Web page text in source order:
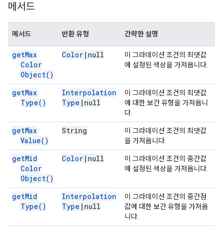
메서드
메서드 반환 유형 간략한 설명
getMax
Color
Object( )
Color | null
이 그라데이션 조건의 최댓값
에 설정된 색상을 가져옵니다.
getMax
Type( )
Interpolation
Type | null
이 그라데이션 조건의 최댓값
에 대한 보간 유형을 가져옵니
다.
getMax
Value( )
String
이 그라데이션 조건의 최댓값
을 가져옵니다.
getMid
Color
Object( )
Color | null
이 그라데이션 조건의 중간값
에 설정된 색상을 가져옵니다.
getMid
Type( )
Interpolation
Type | null
이 그라데이션 조건의 중간점
값에 대한 보간 유형을 가져옵
니다.